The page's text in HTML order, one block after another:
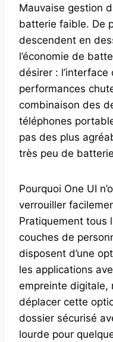
Mauvaise gestion
batterie faible. De
descendent en
l’économie de
désirer :
performances
combinaison des
téléphones
pas des plus
très peu de
Pourquoi One UI
verrouiller
Pratiquement tous
couches de
disposent d’une
les applications
empreinte digitale,
déplacer cette
dossier sécurisé
lourde pour